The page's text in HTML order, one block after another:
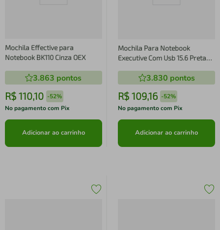
Mochila Effective para
Notebook BK110 Cinza OEX
3.863 pontos
R$ 110,10 -52%
No pagamento com Pix
Adicionar ao carrinho
Mochila Para Notebook
Executive Com Usb 15.6 Preta
3.830 pontos
R$ 109,16 -52%
No pagamento com Pix
Adicionar ao carrinho